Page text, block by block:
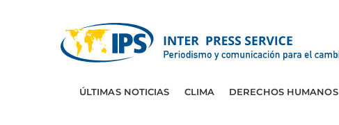
ÚLTIMAS NOTICIAS CLIMA DERECHOS HUMANOS